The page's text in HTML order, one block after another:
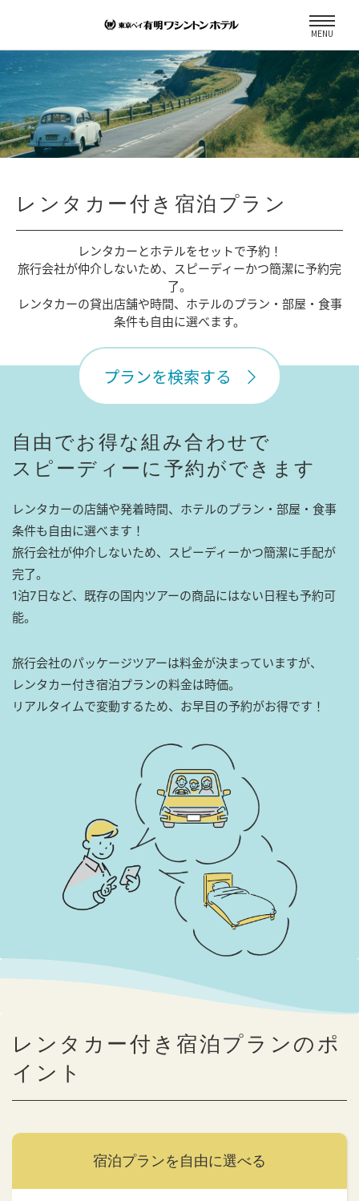
MENU
レンタカー付き宿泊プラン
レンタカーとホテルをセットで予約！
旅行会社が仲介しないため、
スピーディーかつ簡潔に予約完
了。
レンタカーの貸出店舗や時間、 ホテルのプラン・部屋・食事
条件も自由に選べます。
プランを検索する
自由でお得な組み合わせで
スピーディーに予約ができます
レンタカーの店舗や発着時間、ホテルのプラン・部屋・食事
条件も自由に選べます！
旅行会社が仲介しないため、スピーディーかつ簡潔に手配が
完了。
1泊7日など、既存の国内ツアーの商品にはない日程も予約可
能。
旅行会社のパッケージツアーは料金が決まっていますが、
レンタカー付き宿泊プランの料金は時価。
リアルタイムで変動するため、お早目の予約がお得です！
レンタカー付き宿泊プランのポ
イント
宿泊プランを 自由に選べる